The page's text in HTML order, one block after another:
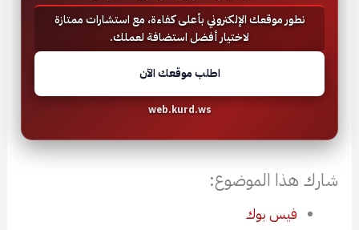
نطور موقعك الإلكتروني بأعلى كفاءة، مع استشارات ممتازة
لاختيار أفضل استضافة لعملك.
اطلب موقعك الآن
web.kurd.ws
شارك هذا الموضوع:
فيس بوك